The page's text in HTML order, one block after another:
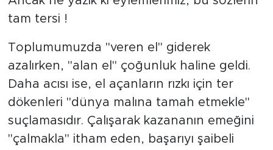
tam tersi !
Toplumumuzda "veren el" giderek
azalırken, "alan el" çoğunluk haline geldi.
Daha acısı ise, el açanların rızkı için ter
dökenleri "dünya malına tamah etmekle"
suçlamasıdır. Çalışarak kazananın emeğini
"çalmakla" itham eden, başarıyı şaibeli